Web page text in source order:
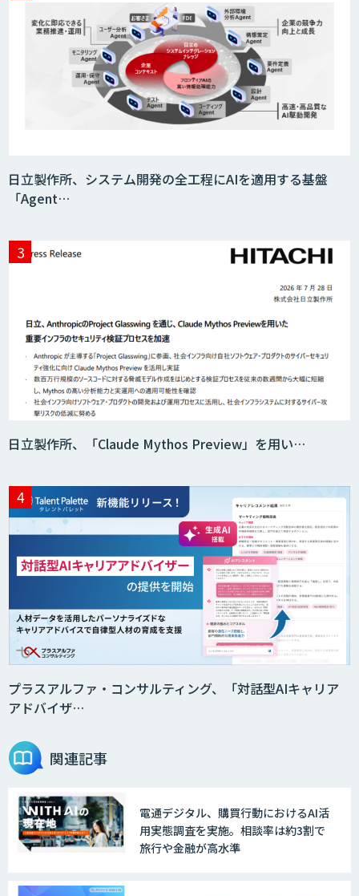
日立製作所、システム開発の全工程にAIを適用する基盤
「Agent…
日立製作所、「Claude Mythos Preview」を用い…
プラスアルファ・コンサルティング、「対話型AIキャリア
アドバイザ…
関連記事
電通デジタル、購買行動におけるAI活
用実態調査を実施。相談率は約3割で
旅行や金融が高水準